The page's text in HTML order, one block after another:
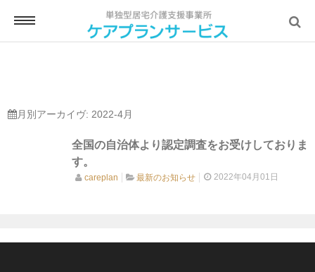
月別アーカイヴ: 2022-4月
全国の自治体より認定調査をお受けしておりま
す。
careplan 最新のお知らせ 2022年04月01日